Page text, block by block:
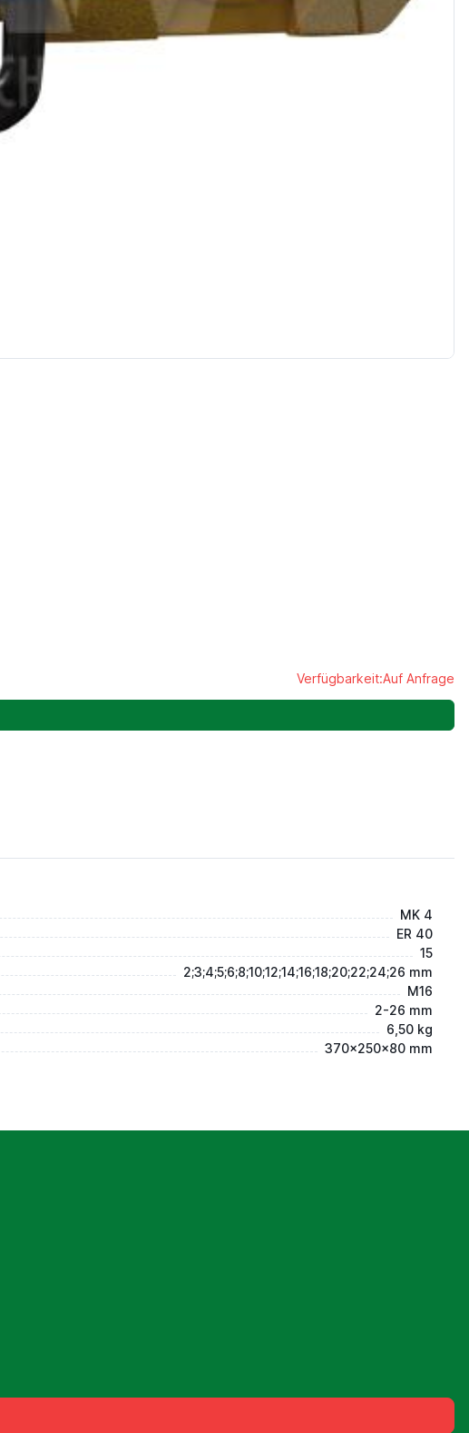
Verfügbarkeit:Auf Anfrage
MK 4
ER 40
15
2;3;4;5;6;8;10;12;14;16;18;20;22;24;26 mm
M16
2-26 mm
6,50 kg
370x250x80 mm